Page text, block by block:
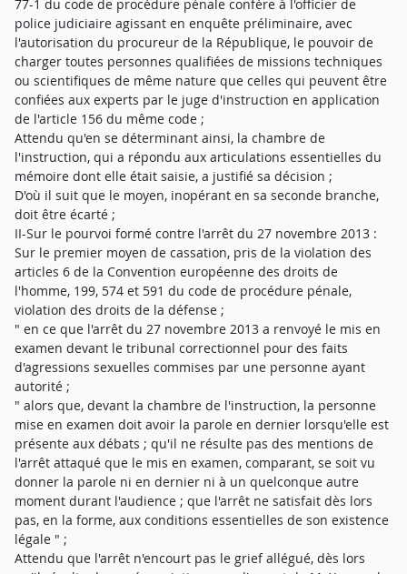
77-1 du code de procédure pénale confère à l'officier de
police judiciaire agissant en enquête préliminaire, avec
l'autorisation du procureur de la République, le pouvoir de
charger toutes personnes qualifiées de missions techniques
ou scientifiques de même nature que celles qui peuvent être
confiées aux experts par le juge d'instruction en application
de l'article 156 du même code ;
Attendu qu'en se déterminant ainsi, la chambre de
l'instruction, qui a répondu aux articulations essentielles du
mémoire dont elle était saisie, a justifié sa décision ;
D'où il suit que le moyen, inopérant en sa seconde branche,
doit être écarté ;
II-Sur le pourvoi formé contre l'arrêt du 27 novembre 2013 :
Sur le premier moyen de cassation, pris de la violation des
articles 6 de la Convention européenne des droits de
l'homme, 199, 574 et 591 du code de procédure pénale,
violation des droits de la défense ;
" en ce que l'arrêt du 27 novembre 2013 a renvoyé le mis en
examen devant le tribunal correctionnel pour des faits
d'agressions sexuelles commises par une personne ayant
autorité ;
" alors que, devant la chambre de l'instruction, la personne
mise en examen doit avoir la parole en dernier lorsqu'elle est
présente aux débats ; qu'il ne résulte pas des mentions de
l'arrêt attaqué que le mis en examen, comparant, se soit vu
donner la parole ni en dernier ni à un quelconque autre
moment durant l'audience ; que l'arrêt ne satisfait dès lors
pas, en la forme, aux conditions essentielles de son existence
légale " ;
Attendu que l'arrêt n'encourt pas le grief allégué, dès lors